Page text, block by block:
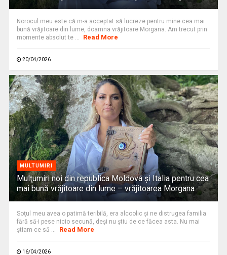
Norocul meu este că m-a acceptat să lucreze pentru mine cea mai
bună vrăjitoare din lume, doamna vrăjitoare Morgana. Am trecut prin
momente absolut te ...
Read More
20/04/2026
MULTUMIRI
Mulţumiri noi din republica Moldova și Italia pentru cea
mai bună vrăjitoare din lume – vrăjitoarea Morgana
Soţul meu avea o patimă teribilă, era alcoolic și ne distrugea familia
fără să-i pese nicio secună, deși nu știu de ce făcea asta. Nu mai
ştiam ce să ...
Read More
16/04/2026